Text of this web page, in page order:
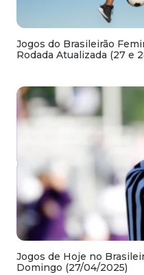
Jogos do Brasileirão
Rodada Atualizada (27 e
Jogos de Hoje no
Domingo (27/04/2025)